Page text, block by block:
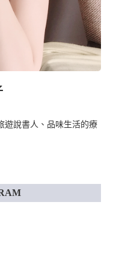
遊說書人、品味生活的療